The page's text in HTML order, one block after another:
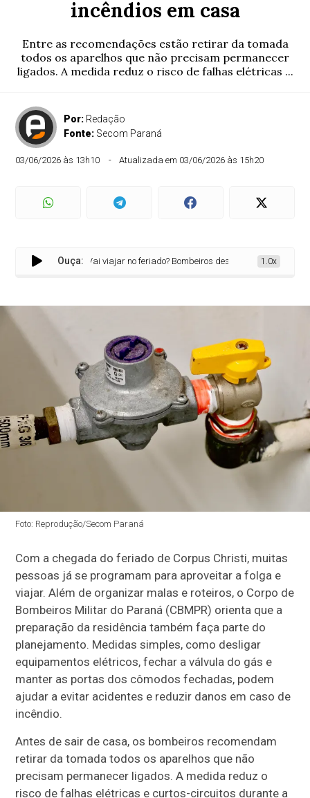
incêndios em casa
Entre as recomendações estão retirar da tomada
todos os aparelhos que não precisam permanecer
ligados. A medida reduz o risco de falhas elétricas ...
Por: Redação
Fonte: Secom Paraná
03/06/2026 às 13h10 Atualizada em 03/06/2026 às 15h20
Ouça:
Vai viajar no feriado? Bombeiros destacam cuidados para
1.0x
Foto: Reprodução/Secom Paraná
Com a chegada do feriado de Corpus Christi, muitas
pessoas já se programam para aproveitar a folga e
viajar. Além de organizar malas e roteiros, o Corpo de
Bombeiros Militar do Paraná (CBMPR) orienta que a
preparação da residência também faça parte do
planejamento. Medidas simples, como desligar
equipamentos elétricos, fechar a válvula do gás e
manter as portas dos cômodos fechadas, podem
ajudar a evitar acidentes e reduzir danos em caso de
incêndio.
Antes de sair de casa, os bombeiros recomendam
retirar da tomada todos os aparelhos que não
precisam permanecer ligados. A medida reduz o
risco de falhas elétricas e curtos-circuitos durante a